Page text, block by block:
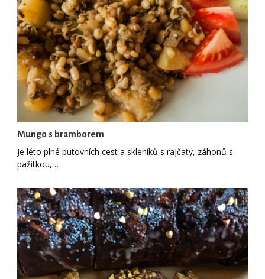
Mungo s bramborem
Je léto plné putovních cest a skleníků s rajčaty, záhonů s
pažitkou,…